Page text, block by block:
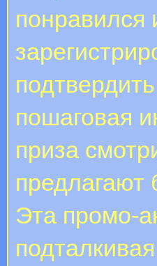
понравился
пошаговая
приза
предлагают
Эта промо-